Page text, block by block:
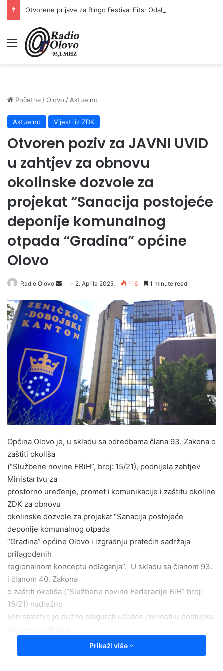
Meni
Početna /Olovo / Aktuelno
Aktuelno Vijesti iz ZDK
Otvoren poziv za JAVNI UVID
u zahtjev za obnovu
okolinske dozvole za
projekat “Sanacija postojeće
deponije komunalnog
otpada “Gradina” općine
Olovo
Radio Olovo
n
d
a
e
m
a
2. Aprila 2025. 116 1 minute read
Općina Olovo je, u skladu sa odredbama člana 93. Zakona o
zaštiti okoliša
(“Službene novine FBiH”, broj: 15/21), podnijela zahtjev
Ministartvu za
prostorno uređenje, promet i komunikacije i zaštitu okoline
ZDK za obnovu
okolinske dozvole za projekat “Sanacija postojeće
deponije komunalnog otpada
“Gradina” općine Olovo i izgradnju pratećih sadržaja
prilagođenih
regionalnom konceptu odlaganja”. U skladu sa članom 93.
i članom 40. Zakona
o zaštiti okoliša (“Službene novine Federacije BiH” broj:
15/21) nadležno
Ministarstvo je dužno osigurati učešće javnosti u postupku
dozvole. Poziv za JAVNI UVID u zahtjev za obnovu
okolinske dozvole,
Prikaži više